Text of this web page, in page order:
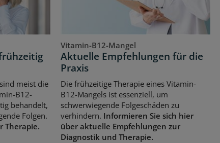
meist die
B12-
behandelt,
Folgen.
Therapie.
Vitamin-B12-Mangel
Aktuelle Empfehlungen für die
Praxis
Die frühzeitige Therapie eines Vitamin-
B12-Mangels ist essenziell, um
schwerwiegende Folgeschäden zu
verhindern. Informieren Sie sich hier
über aktuelle Empfehlungen zur
Diagnostik und Therapie.